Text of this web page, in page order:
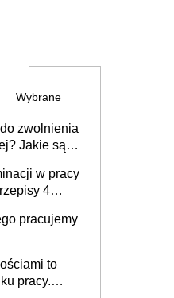
Wybrane
zwolnienia
Jakie są
w pracy
4
pracujemy
to
pracy.